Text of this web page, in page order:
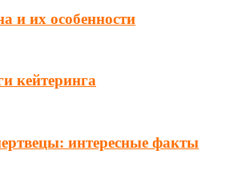
и их особенности
кейтеринга
интересные факты